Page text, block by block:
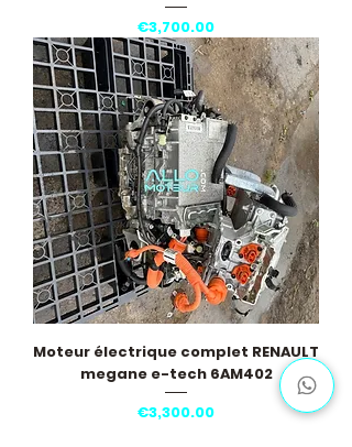
Price
€3,700.00
Moteur électrique complet RENAULT
megane e-tech 6AM402
Price
€3,300.00